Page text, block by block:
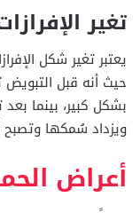
تغير
يعتبر تغير شكل
حيث أنه قبل التبويض
بشكل كبير، بينما بعد
ويزداد سُمكها وتصبح
أعراض